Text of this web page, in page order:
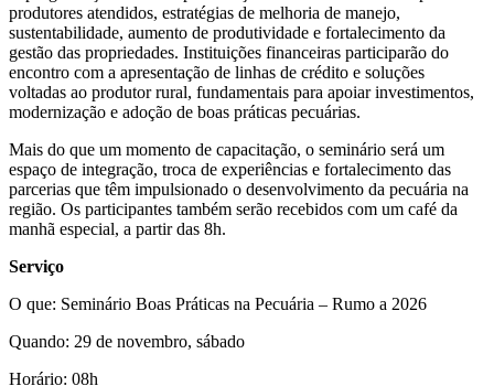
produtores atendidos, estratégias de melhoria de manejo,
sustentabilidade, aumento de produtividade e fortalecimento da
gestão das propriedades. Instituições financeiras participarão do
encontro com a apresentação de linhas de crédito e soluções
voltadas ao produtor rural, fundamentais para apoiar investimentos,
modernização e adoção de boas práticas pecuárias.
Mais do que um momento de capacitação, o seminário será um
espaço de integração, troca de experiências e fortalecimento das
parcerias que têm impulsionado o desenvolvimento da pecuária na
região. Os participantes também serão recebidos com um café da
manhã especial, a partir das 8h.
Serviço
O que: Seminário Boas Práticas na Pecuária – Rumo a 2026
Quando: 29 de novembro, sábado
Horário: 08h